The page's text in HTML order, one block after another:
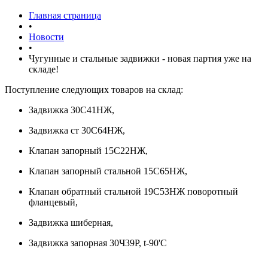
Главная страница
•
Новости
•
Чугунные и стальные задвижки - новая партия уже на
складе!
Поступление следующих товаров на склад:
Задвижка 30С41НЖ,
Задвижка ст 30С64НЖ,
Клапан запорный 15С22НЖ,
Клапан запорный стальной 15С65НЖ,
Клапан обратный стальной 19С53НЖ поворотный
фланцевый,
Задвижка шиберная,
Задвижка запорная 30Ч39Р, t-90'C